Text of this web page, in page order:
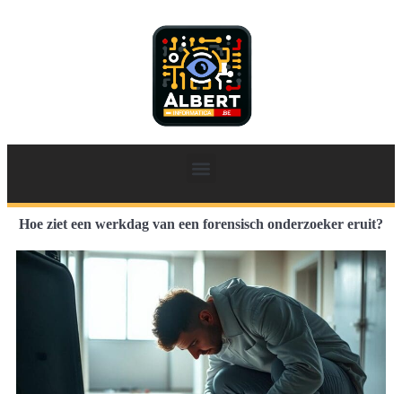
Hoe ziet een werkdag van een forensisch onderzoeker eruit?